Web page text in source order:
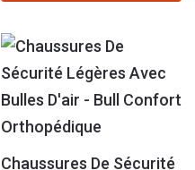
Chaussures De Sécurité